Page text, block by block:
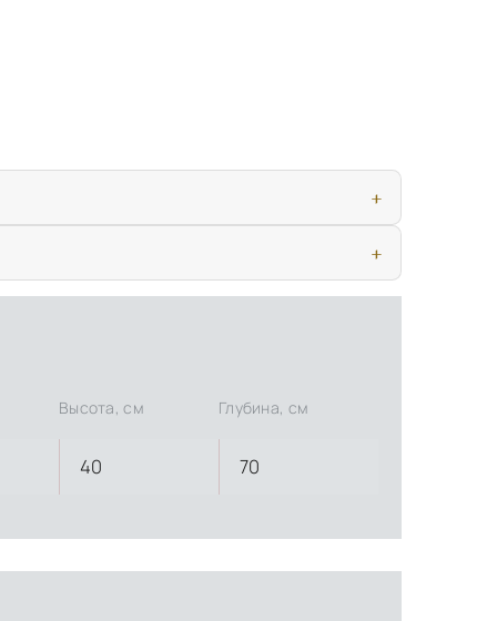
Высота, см Глубина, см
40 70